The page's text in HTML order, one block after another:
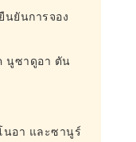
นยันการจอง
นูซาดูอา ตัน
นอา และซานูร์